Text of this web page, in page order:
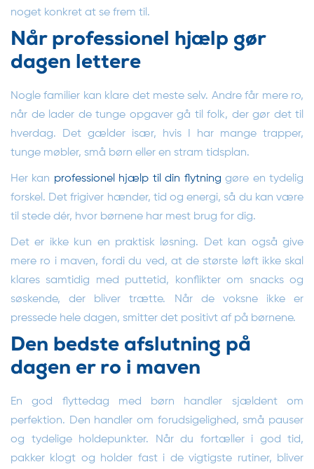
noget konkret at se frem til.
Når professionel hjælp gør
dagen lettere
Nogle familier kan klare det meste selv. Andre får mere ro,
når de lader de tunge opgaver gå til folk, der gør det til
hverdag. Det gælder især, hvis I har mange trapper,
tunge møbler, små børn eller en stram tidsplan.
Her kan professionel hjælp til din flytning gøre en tydelig
forskel. Det frigiver hænder, tid og energi, så du kan være
til stede dér, hvor børnene har mest brug for dig.
Det er ikke kun en praktisk løsning. Det kan også give
mere ro i maven, fordi du ved, at de største løft ikke skal
klares samtidig med puttetid, konflikter om snacks og
søskende, der bliver trætte. Når de voksne ikke er
pressede hele dagen, smitter det positivt af på børnene.
Den bedste afslutning på
dagen er ro i maven
En god flyttedag med børn handler sjældent om
perfektion. Den handler om forudsigelighed, små pauser
og tydelige holdepunkter. Når du fortæller i god tid,
pakker klogt og holder fast i de vigtigste rutiner, bliver